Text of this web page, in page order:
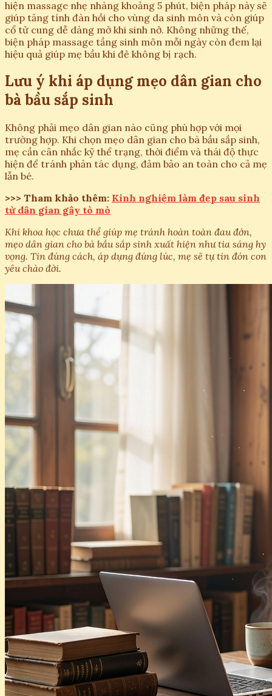
hiện massage nhẹ nhàng khoảng 5 phút, biện pháp này sẽ
giúp tăng tính đàn hồi cho vùng da sinh môn và còn giúp
cổ tử cung dễ dàng mở khi sinh nở. Không những thế,
biện pháp massage tầng sinh môn mỗi ngày còn đem lại
hiệu quả giúp mẹ bầu khi đẻ không bị rạch.
Lưu ý khi áp dụng mẹo dân gian cho
bà bầu sắp sinh
Không phải mẹo dân gian nào cũng phù hợp với mọi
trường hợp. Khi chọn mẹo dân gian cho bà bầu sắp sinh,
mẹ cần cân nhắc kỹ thể trạng, thời điểm và thái độ thực
hiện để tránh phản tác dụng, đảm bảo an toàn cho cả mẹ
lẫn bé.
>>> Tham khảo thêm: Kinh nghiệm làm đẹp sau sinh
từ dân gian gây tò mò
Khi khoa học chưa thể giúp mẹ tránh hoàn toàn đau đớn,
mẹo dân gian cho bà bầu sắp sinh xuất hiện như tia sáng hy
vọng. Tin đúng cách, áp dụng đúng lúc, mẹ sẽ tự tin đón con
yêu chào đời.